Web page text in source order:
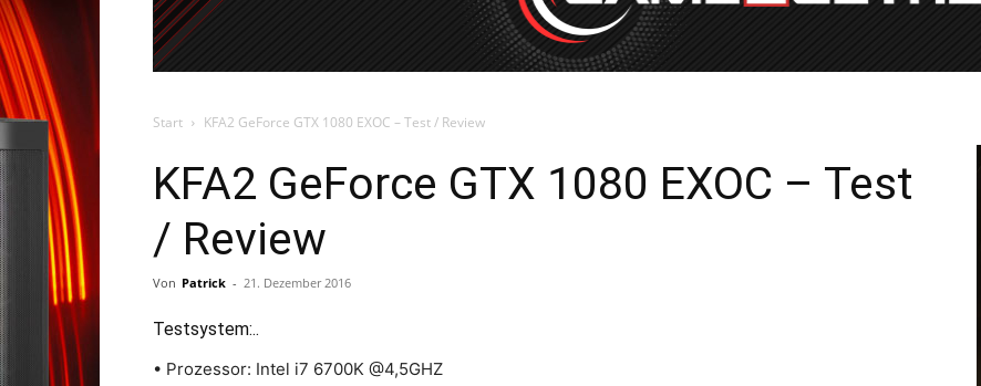
Start KFA2 GeForce GTX 1080 EXOC – Test / Review
KFA2 GeForce GTX 1080 EXOC – Test
/ Review
Von Patrick - 21. Dezember 2016
Testsystem:..
• Prozessor: Intel i7 6700K @4,5GHZ